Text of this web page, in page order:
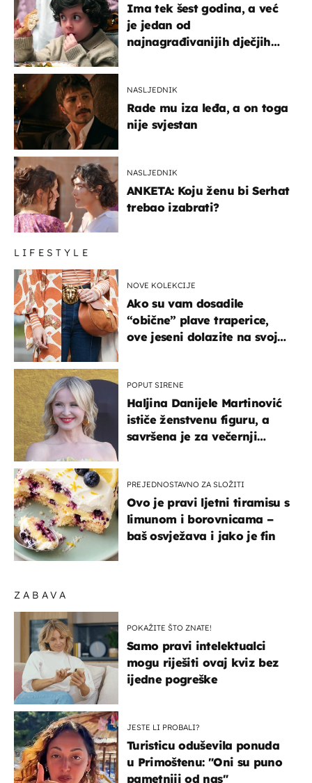
ZABAVA
POKAŽITE ŠTO ZNATE!
Samo pravi intelektualci
mogu riješiti ovaj kviz bez
ijedne pogreške
JESTE LI PROBALI?
Turisticu oduševila ponuda
u Primoštenu: "Oni su puno
pametniji od nas"
Ima tek šest godina, a već
je jedan od
najnagrađivanijih dječjih
NASLJEDNIK
Rade mu iza leđa, a on toga
nije svjestan
NASLJEDNIK
ANKETA: Koju ženu bi Serhat
trebao izabrati?
LIFESTYLE
NOVE KOLEKCIJE
Ako su vam dosadile
“obične” plave traperice,
ove jeseni dolazite na svoje
POPUT SIRENE
Haljina Danijele Martinović
ističe ženstvenu figuru, a
savršena je za večernji
PREJEDNOSTAVNO ZA SLOŽITI
Ovo je pravi ljetni tiramisu s
limunom i borovnicama –
baš osvježava i jako je fin